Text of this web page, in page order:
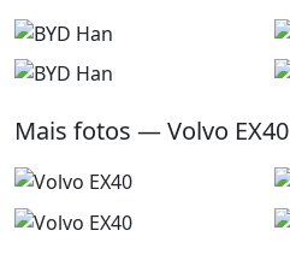
Mais fotos — Volvo EX40